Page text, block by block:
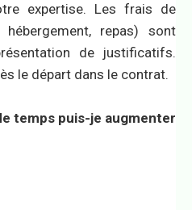
expertise. Les frais de
hébergement, repas) sont
de justificatifs.
le départ dans le contrat.
temps puis-je augmenter